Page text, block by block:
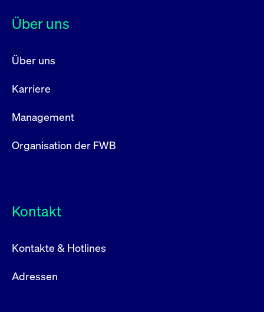
Über uns
Über uns
Karriere
Management
Organisation der FWB
Kontakt
Kontakte & Hotlines
Adressen